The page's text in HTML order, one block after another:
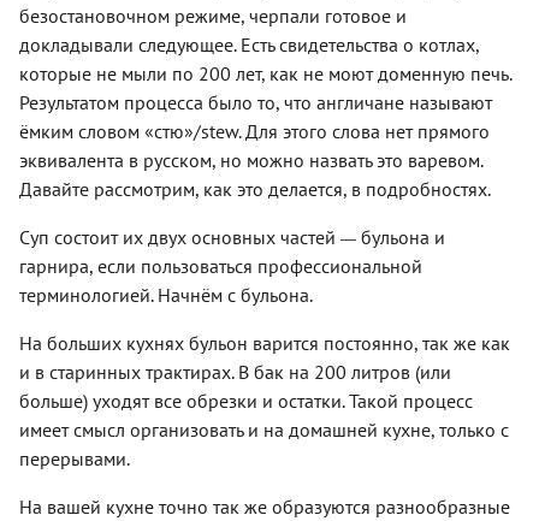
безостановочном режиме, черпали готовое и
докладывали следующее. Есть свидетельства о котлах,
которые не мыли по 200 лет, как не моют доменную печь.
Результатом процесса было то, что англичане называют
ёмким словом «стю»/stew. Для этого слова нет прямого
эквивалента в русском, но можно назвать это варевом.
Давайте рассмотрим, как это делается, в подробностях.
Суп состоит их двух основных частей — бульона и
гарнира, если пользоваться профессиональной
терминологией. Начнём с бульона.
На больших кухнях бульон варится постоянно, так же как
и в старинных трактирах. В бак на 200 литров (или
больше) уходят все обрезки и остатки. Такой процесс
имеет смысл организовать и на домашней кухне, только с
перерывами.
На вашей кухне точно так же образуются разнообразные